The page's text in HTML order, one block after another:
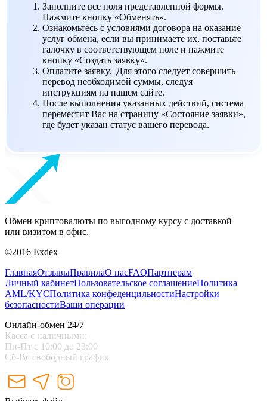
Заполните все поля представленной формы.
Нажмите кнопку «Обменять».
Ознакомьтесь с условиями договора на оказание
услуг обмена, если вы принимаете их, поставьте
галочку в соответствующем поле и нажмите
кнопку «Создать заявку».
Оплатите заявку. Для этого следует совершить
перевод необходимой суммы, следуя
инструкциям на нашем сайте.
После выполнения указанных действий, система
переместит Вас на страницу «Состояние заявки»,
где будет указан статус вашего перевода.
Обмен криптовалюты по выгодному курсу с доставкой
или визитом в офис.
©2016 Exdex
ГлавнаяОтзывыПравилаО насFAQПартнерам
Личный кабинетПользовательское соглашениеПолитика
AML/KYCПолитика конфеденцильностиНастройки
безопасностиВаши операции
Онлайн-обмен 24/7
Касса с наличными:
Пн-Пт с 10:00 до 23:00
Сб-Вс свободный график